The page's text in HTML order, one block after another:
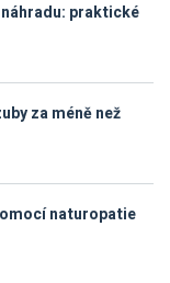
praktické
za méně než
naturopatie